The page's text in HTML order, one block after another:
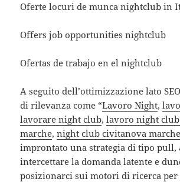
Oferte locuri de munca nightclub in
Offers job opportunities nightclub
Ofertas de trabajo en el nightclub
A seguito dell’ottimizzazione lato
di rilevanza come “Lavoro Night,
lavorare night club,lavoro night
marche,night club civitanova marche
improntato una strategia di tipo pull,
intercettare la domanda latente e
posizionarci sui motori di ricerca